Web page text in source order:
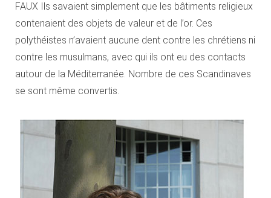
FAUX Ils savaient simplement que les bâtiments religieux
contenaient des objets de valeur et de l’or. Ces
polythéistes n’avaient aucune dent contre les chrétiens ni
contre les musulmans, avec qui ils ont eu des contacts
autour de la Méditerranée. Nombre de ces Scandinaves
se sont même convertis.